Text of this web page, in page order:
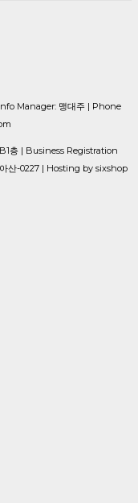
Manager: 맹대주 | Phone
층 | Business Registration
산-0227 | Hosting by sixshop